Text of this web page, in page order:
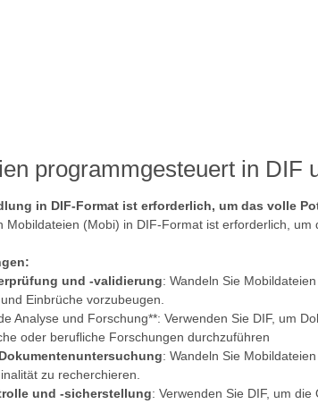
programmgesteuert in DIF
in DIF-Format ist erforderlich, um das volle
Mobildateien (Mobi) in DIF-Format ist erforderlich,
und -validierung: Wandeln Sie
Einbrüche vorzubeugen.
Analyse und Forschung**: Verwenden Sie DIF, um
oder berufliche Forschungen durchzuführen
: Wandeln Sie
zu recherchieren.
und -sicherstellung: Verwenden Sie DIF, um